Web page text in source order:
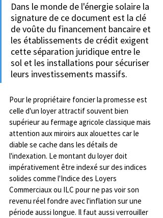
Dans le monde de l'énergie solaire la
signature de ce document est la clé
de voûte du financement bancaire et
les établissements de crédit exigent
cette séparation juridique entre le
sol et les installations pour sécuriser
leurs investissements massifs.
Pour le propriétaire foncier la promesse est
celle d'un loyer attractif souvent bien
supérieur au fermage agricole classique mais
attention aux miroirs aux alouettes car le
diable se cache dans les détails de
l'indexation. Le montant du loyer doit
impérativement être indexé sur des indices
solides comme l'Indice des Loyers
Commerciaux ou ILC pour ne pas voir son
revenu réel fondre avec l'inflation sur une
période aussi longue. Il faut aussi verrouiller